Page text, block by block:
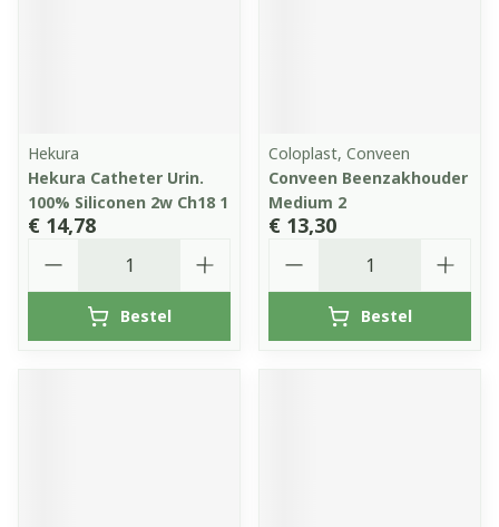
Hekura
Hekura Catheter Urin.
100% Siliconen 2w Ch18 1
€ 14,78
Bestel
Coloplast, Conveen
Conveen Beenzakhouder
Medium 2
€ 13,30
Bestel